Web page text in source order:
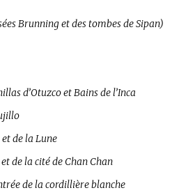
Brunning et des tombes de Sipan)
d’Otuzco et Bains de l’Inca
de la Lune
de la cité de Chan Chan
de la cordillière blanche